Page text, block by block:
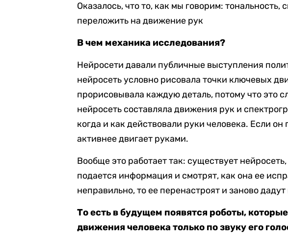
Оказалось, что то, как мы говорим: тональность,
переложить на движение рук
В чем механика исследования?
Нейросети давали публичные выступления
нейросеть условно рисовала точки ключевых
прорисовывала каждую деталь, потому что это
нейросеть составляла движения рук и
когда и как действовали руки человека. Если он
активнее двигает руками.
Вообще это работает так: существует
подается информация и смотрят, как она ее
неправильно, то ее перенастроят и заново
То есть в будущем появятся роботы,
движения человека только по звуку его